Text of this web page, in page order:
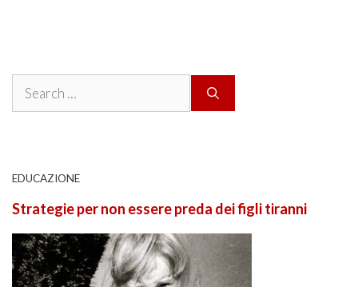
Search
EDUCAZIONE
Strategie per non essere preda dei figli tiranni